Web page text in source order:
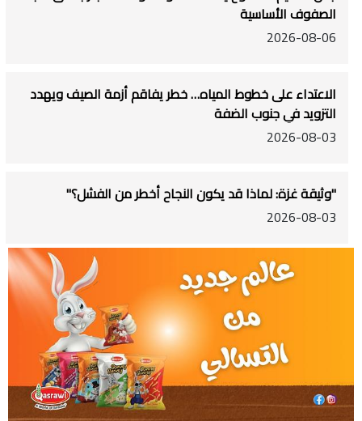
الصفوف الأساسية
2026-08-06
الاعتداء على خطوط المياه… خطر يفاقم أزمة الصيف ويهدد
التزويد في جنوب الضفة
2026-08-03
"وثيقة غزة: لماذا قد يكون النجاح أخطر من الفشل؟"
2026-08-03